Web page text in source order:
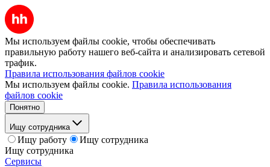
Мы используем файлы cookie, чтобы обеспечивать
правильную работу нашего веб-сайта и анализировать сетевой
трафик.
Правила использования файлов cookie
Мы используем файлы cookie. Правила использования
файлов cookie
Понятно
Ищу сотрудника
Ищу работу
Ищу сотрудника
Ищу сотрудника
Сервисы